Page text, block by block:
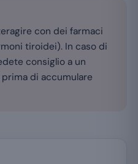
con dei farmaci
tiroidei). In caso di
consiglio a un
di accumulare